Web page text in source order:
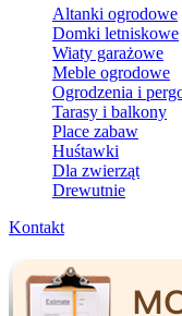
Altanki ogrodowe
Domki letniskowe
Wiaty garażowe
Meble ogrodowe
Ogrodzenia i
Tarasy i balkony
Place zabaw
Huśtawki
Dla zwierząt
Drewutnie
Kontakt